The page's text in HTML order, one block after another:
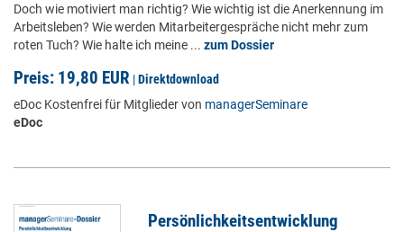
Doch wie motiviert man richtig? Wie wichtig ist die Anerkennung im
Arbeitsleben? Wie werden Mitarbeitergespräche nicht mehr zum
roten Tuch? Wie halte ich meine ... zum Dossier
Preis: 19,80 EUR |Direktdownload
eDoc Kostenfrei für Mitglieder von managerSeminare
eDoc
Persönlichkeitsentwicklung